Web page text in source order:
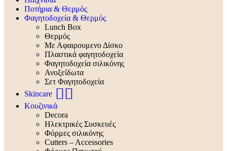
Ποτήρια & Θερμός
Φαγητοδοχεία & Θερμός
Lunch Box
Θερμός
Με Αφαιρουμενο Δίσκο
Πλαστικά φαγητοδοχεία
Φαγητοδοχεία σιλικόνης
Ανοξείδωτα
Σετ Φαγητοδοχεία
Skincare 🧖‍♀️
Κουζινικά
Decora
Ηλεκτρικές Συσκευές
Φόρμες σιλικόνης
Cutters – Accessories